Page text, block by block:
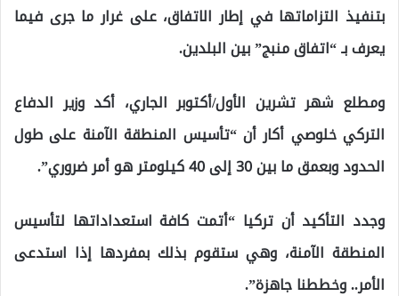
بتنفيذ التزاماتها في إطار الاتفاق، على غرار ما جرى فيما
يعرف بـ “اتفاق منبج” بين البلدين.
ومطلع شهر تشرين الأول/أكتوبر الجاري، أكد وزير الدفاع
التركي خلوصي أكار أن “تأسيس المنطقة الآمنة على طول
الحدود وبعمق ما بين 30 إلى 40 كيلومتر هو أمر ضروري”.
وجدد التأكيد أن تركيا “أتمت كافة استعداداتها لتأسيس
المنطقة الآمنة، وهي ستقوم بذلك بمفردها إذا استدعى
الأمر.. وخططنا جاهزة”.